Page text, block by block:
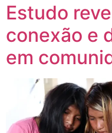
Estudo
conexão e
em